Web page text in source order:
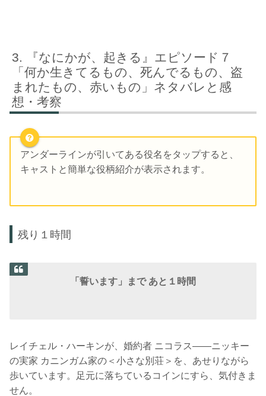
『なにかが、起きる』エピソード７
「何か生きてるもの、死んでるもの、盗
まれたもの、赤いもの」ネタバレと感
想・考察
アンダーラインが引いてある役名をタップすると、
キャストと簡単な役柄紹介が表示されます。
残り１時間
「誓います」まで あと１時間
レイチェル・ハーキンが、婚約者 ニコラス――ニッキー
の実家 カニンガム家の＜小さな別荘＞を、あせりながら
歩いています。足元に落ちているコインにすら、気付きま
せん。